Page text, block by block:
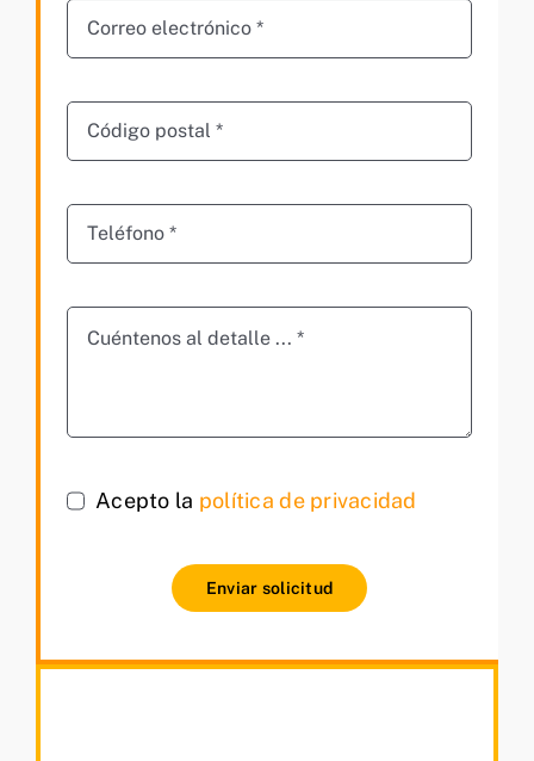
Acepto la política de privacidad
Enviar solicitud